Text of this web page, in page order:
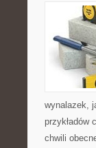
wynalazek,
przykładów
chwili